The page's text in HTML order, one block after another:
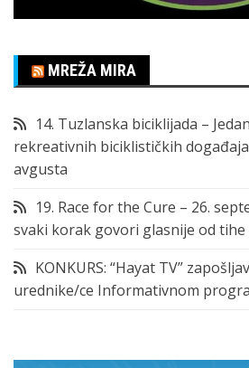
MREŽA MIRA
14. Tuzlanska biciklijada –
rekreativnih biciklističkih događaja
avgusta
19. Race for the Cure – 26.
svaki korak govori glasnije od
KONKURS: “Hayat TV”
urednike/ce Informativnom